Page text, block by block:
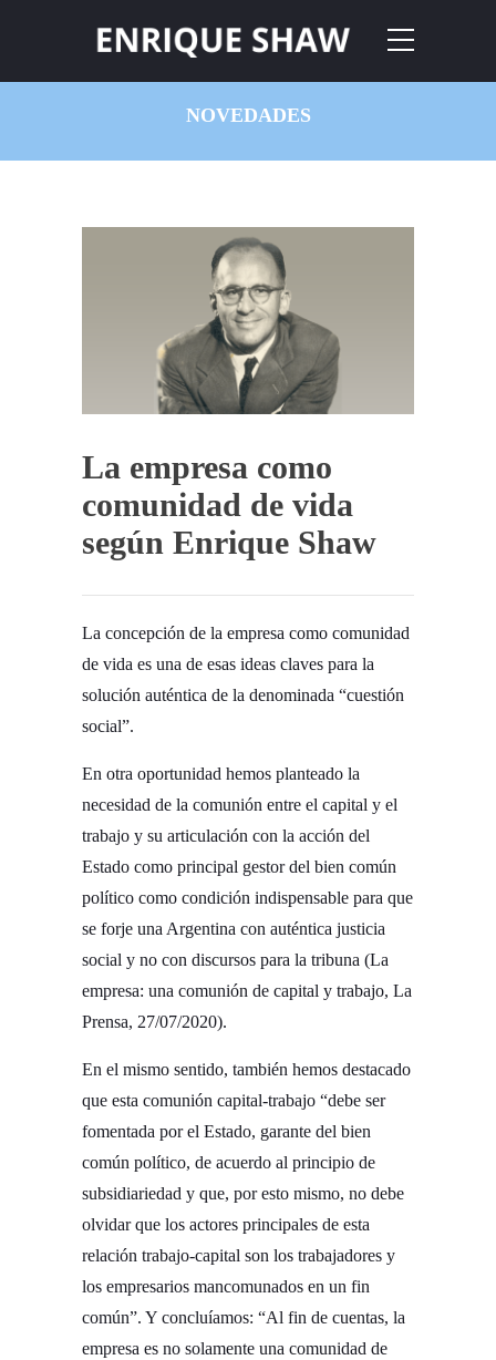
NOVEDADES
La empresa como
comunidad de vida
según Enrique Shaw
La concepción de la empresa como comunidad
de vida es una de esas ideas claves para la
solución auténtica de la denominada “cuestión
social”.­
En otra oportunidad hemos planteado la
necesidad de la comunión entre el capital y el
trabajo y su articulación con la acción del
Estado como principal gestor del bien común
político como condición indispensable para que
se forje una Argentina con auténtica justicia
social y no con discursos para la tribuna (La
empresa: una comunión de capital y trabajo, La
Prensa, 27/07/2020).­
En el mismo sentido, también hemos destacado
que esta comunión capital-trabajo “debe ser
fomentada por el Estado, garante del bien
común político, de acuerdo al principio de
subsidiariedad y que, por esto mismo, no debe
olvidar que los actores principales de esta
relación trabajo-capital son los trabajadores y
los empresarios mancomunados en un fin
común”. Y concluíamos: “Al fin de cuentas, la
empresa es no solamente una comunidad de